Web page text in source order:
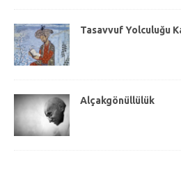
Tasavvuf Yolculuğu
Alçakgönüllülük